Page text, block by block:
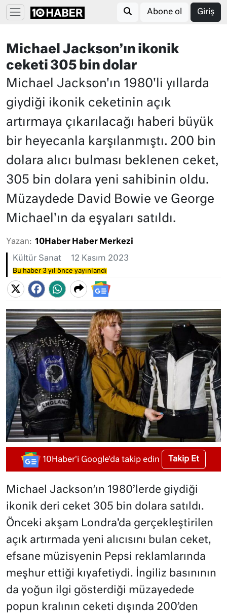
Abone ol Giriş
Michael Jackson’ın ikonik
ceketi 305 bin dolar
Michael Jackson'ın 1980'li yıllarda
giydiği ikonik ceketinin açık
artırmaya çıkarılacağı haberi büyük
bir heyecanla karşılanmıştı. 200 bin
dolara alıcı bulması beklenen ceket,
305 bin dolara yeni sahibinin oldu.
Müzaydede David Bowie ve George
Michael'ın da eşyaları satıldı.
Yazan: 10Haber Haber Merkezi
Kültür Sanat 12 Kasım 2023
Bu haber 3 yıl önce yayınlandı
10Haber'i Google'da takip edin Takip Et
Michael Jackson’ın 1980’lerde giydiği
ikonik deri ceket 305 bin dolara satıldı.
Önceki akşam Londra’da gerçekleştirilen
açık artırmada yeni alıcısını bulan ceket,
efsane müzisyenin Pepsi reklamlarında
meşhur ettiği kıyafetiydi. İngiliz basınının
da yoğun ilgi gösterdiği müzayedede
popun kralının ceketi dışında 200’den